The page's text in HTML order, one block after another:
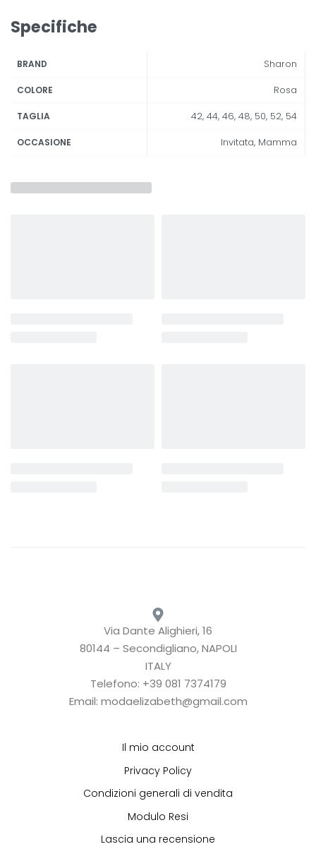
Specifiche
BRAND Sharon
COLORE Rosa
TAGLIA 42, 44, 46, 48, 50, 52, 54
OCCASIONE Invitata, Mamma
Via Dante Alighieri, 16
80144 – Secondigliano, NAPOLI
ITALY
Telefono: +39 081 7374179
Email: modaelizabeth@gmail.com
Il mio account
Privacy Policy
Condizioni generali di vendita
Modulo Resi
Lascia una recensione